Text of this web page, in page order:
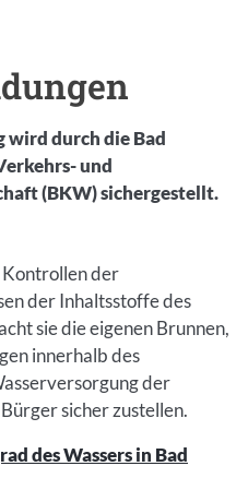
wird durch die Bad
und
(BKW) sichergestellt.
der
der Inhaltsstoffe des
sie die eigenen Brunnen,
innerhalb des
der
sicher zustellen.
des Wassers in Bad